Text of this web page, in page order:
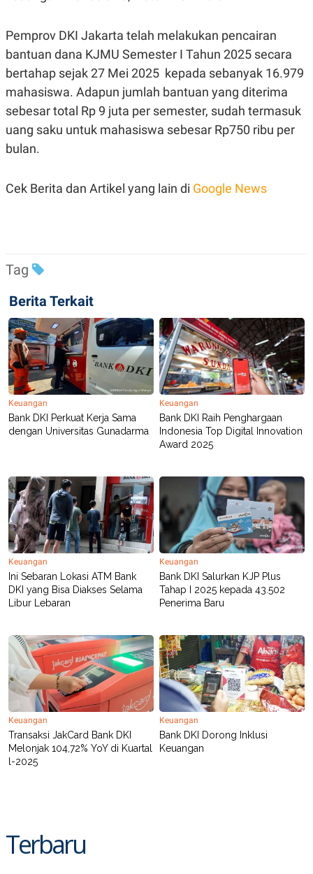
C
E
Y
L
S
.
I
D
L
A
G
G
A
N
K
I
E
R
J
M
P
P
E
R
D
E
R
T
I
S
I
N
G
K
G
M
D
I
D
SITEMAPPROFILE TERM
OF
PEDOMAN
PEMBERITAAN
SIBER
POLICY
Pemprov DKI Jakarta telah melakukan pencairan
bantuan dana KJMU Semester I Tahun 2025 secara
bertahap sejak 27 Mei 2025 kepada sebanyak 16.979
mahasiswa. Adapun jumlah bantuan yang diterima
sebesar total Rp 9 juta per semester, sudah termasuk
uang saku untuk mahasiswa sebesar Rp750 ribu per
bulan.
Cek Berita dan Artikel yang lain di Google News
Tag
Berita Terkait
Keuangan
Bank DKI Perkuat Kerja Sama
dengan Universitas Gunadarma
Keuangan
Bank DKI Raih Penghargaan
Indonesia Top Digital Innovation
Award 2025
Keuangan
Ini Sebaran Lokasi ATM Bank
DKI yang Bisa Diakses Selama
Libur Lebaran
Keuangan
Bank DKI Salurkan KJP Plus
Tahap I 2025 kepada 43.502
Penerima Baru
Keuangan
Transaksi JakCard Bank DKI
Melonjak 104,72% YoY di Kuartal
l-2025
Keuangan
Bank DKI Dorong Inklusi
Keuangan
Terbaru